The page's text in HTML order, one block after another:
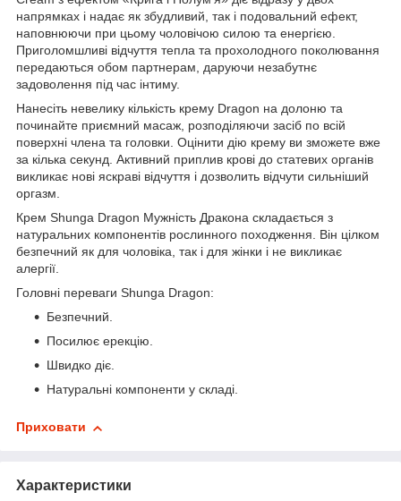
напрямках і надає як збудливий, так і подовальний ефект,
наповнюючи при цьому чоловічою силою та енергією.
Приголомшливі відчуття тепла та прохолодного поколювання
передаються обом партнерам, даруючи незабутнє
задоволення під час інтиму.
Нанесіть невелику кількість крему Dragon на долоню та
починайте приємний масаж, розподіляючи засіб по всій
поверхні члена та головки. Оцінити дію крему ви зможете вже
за кілька секунд. Активний приплив крові до статевих органів
викликає нові яскраві відчуття і дозволить відчути сильніший
оргазм.
Крем Shunga Dragon Мужність Дракона складається з
натуральних компонентів рослинного походження. Він цілком
безпечний як для чоловіка, так і для жінки і не викликає
алергії.
Головні переваги Shunga Dragon:
Безпечний.
Посилює ерекцію.
Швидко діє.
Натуральні компоненти у складі.
Приховати
Характеристики